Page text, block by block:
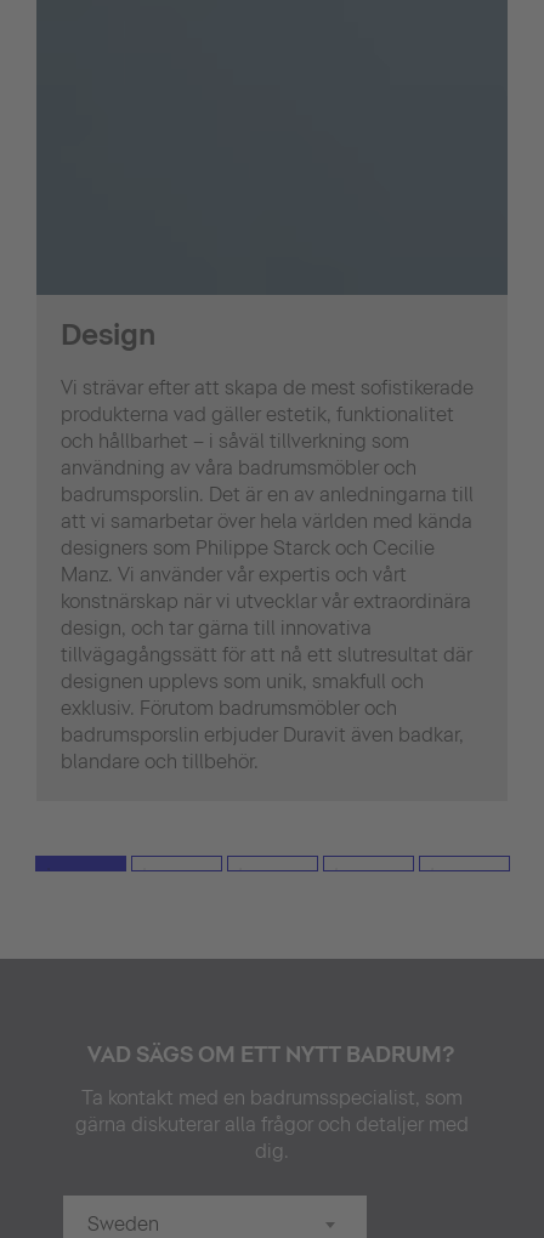
Design
Vi strävar efter att skapa de mest sofistikerade
produkterna vad gäller estetik, funktionalitet
och hållbarhet – i såväl tillverkning som
användning av våra badrumsmöbler och
badrumsporslin. Det är en av anledningarna till
att vi samarbetar över hela världen med kända
designers som Philippe Starck och Cecilie
Manz. Vi använder vår expertis och vårt
konstnärskap när vi utvecklar vår extraordinära
design, och tar gärna till innovativa
tillvägagångssätt för att nå ett slutresultat där
designen upplevs som unik, smakfull och
exklusiv. Förutom badrumsmöbler och
badrumsporslin erbjuder Duravit även badkar,
blandare och tillbehör.
VAD SÄGS OM ETT NYTT BADRUM?
Ta kontakt med en badrumsspecialist, som
gärna diskuterar alla frågor och detaljer med
dig.
Sweden